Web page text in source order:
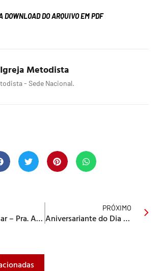
DOWNLOAD DO ARQUIVO EM PDF
Metodista
- Sede Nacional.
Nota de Pesar – Pra. Amélia Tavares
PRÓXIMO
Aniversariante do Dia 28/10